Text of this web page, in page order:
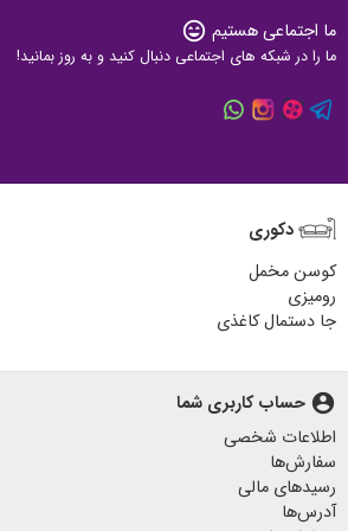
ما اجتماعی هستیم sentiment_very_satisfied
ما را در شبکه های اجتماعی دنبال کنید و به روز بمانید!
دکوری
کوسن مخمل
رومیزی
جا دستمال کاغذی
هدایای مناسبتی
آباژور چوبی رومیزی
پاف مبل
جا کلیدی دیواری
پرده مخمل
لیوان ماگ
account_circle حساب کاربری شما
اطلاعات شخصی
سفارش‌ها
رسیدهای مالی
آدرس‌ها